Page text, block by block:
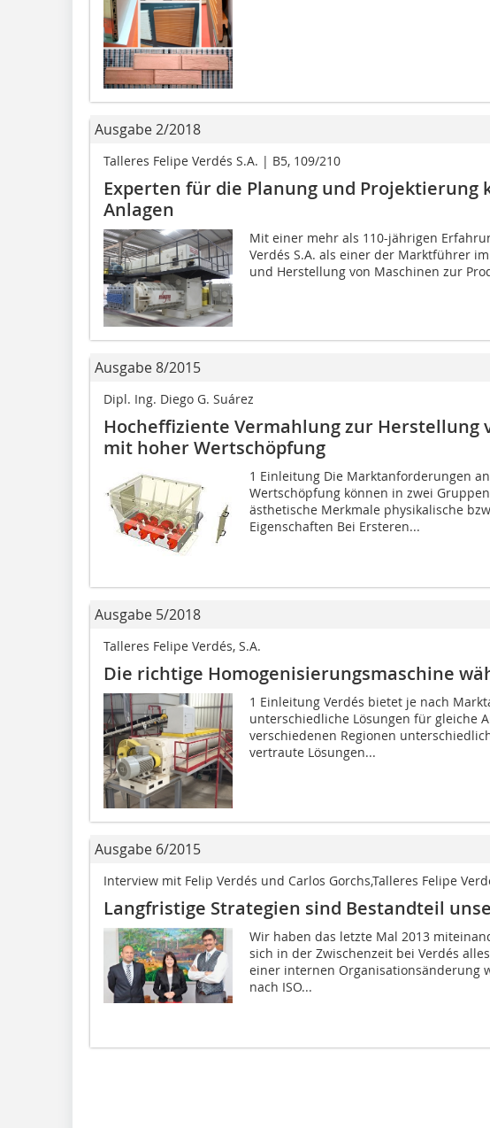
Ausgabe 2/2018
Talleres Felipe Verdés S.A. | B5, 109/210
Experten für die Planung und Projektierung
Anlagen
Mit einer mehr als 110-jährigen
Verdés S.A. als einer der Marktführer
und Herstellung von Maschinen zur
Ausgabe 8/2015
Dipl. Ing. Diego G. Suárez
Hocheffiziente Vermahlung zur Herstellung
mit hoher Wertschöpfung
1 Einleitung Die Marktanforderungen
Wertschöpfung können in zwei
ästhetische Merkmale physikalische
Eigenschaften Bei Ersteren...
Ausgabe 5/2018
Talleres Felipe Verdés, S.A.
Die richtige Homogenisierungsmaschine
1 Einleitung Verdés bietet je nach
unterschiedliche Lösungen für gleiche
verschiedenen Regionen
vertraute Lösungen...
Ausgabe 6/2015
Interview mit Felip Verdés und Carlos Gorchs,Talleres Felipe
Langfristige Strategien sind Bestandteil
Wir haben das letzte Mal 2013
sich in der Zwischenzeit bei Verdés alles
einer internen Organisationsänderung
nach ISO...